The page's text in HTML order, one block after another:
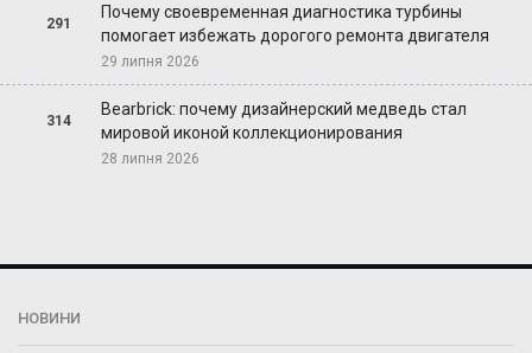
291
Почему своевременная диагностика турбины
помогает избежать дорогого ремонта двигателя
29 липня 2026
314
Bearbrick: почему дизайнерский медведь стал
мировой иконой коллекционирования
28 липня 2026
НОВИНИ